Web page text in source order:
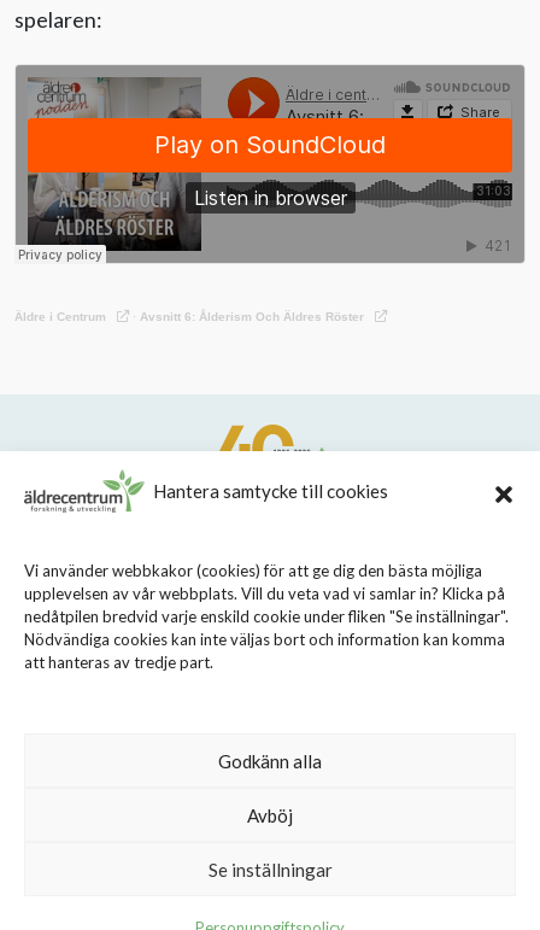
Hantera samtycke till cookies
Vi använder webbkakor (cookies) för att ge dig den bästa möjliga
upplevelsen av vår webbplats. Vill du veta vad vi samlar in? Klicka på
nedåtpilen bredvid varje enskild cookie under fliken "Se inställningar".
Nödvändiga cookies kan inte väljas bort och information kan komma
att hanteras av tredje part.
Godkänn alla
Avböj
Se inställningar
spelaren:
Äldre i Centrum · Avsnitt 6: Ålderism Och Äldres Röster
Sveavägen 155, 113 46 Stockholm
08 - 690 58 00
info@aldrecentrum.se
Talande webb
Personuppgiftspolicy